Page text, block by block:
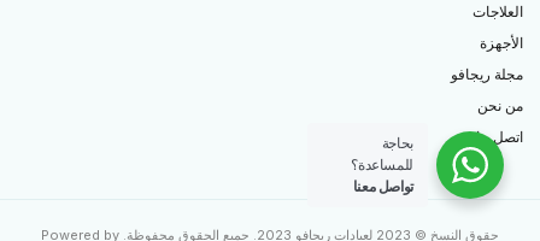
العلاجات
الأجهزة
مجلة ريجافو
من نحن
اتصل بنا
حقوق النسخ © 2023 لعيادات ريجافو 2023. جميع الحقوق محفوظة. Powered by
بحاجة
للمساعدة؟
تواصل معنا